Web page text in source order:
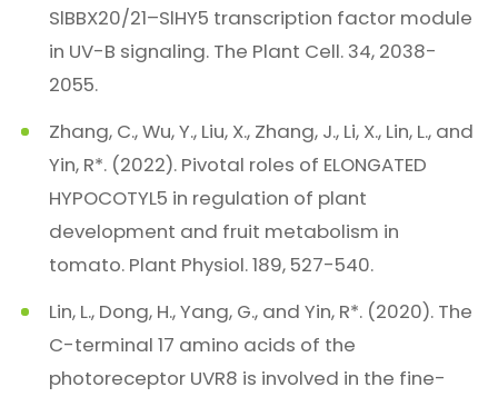
SlBBX20/21–SlHY5 transcription factor module
in UV-B signaling. The Plant Cell. 34, 2038-
2055.
Zhang, C., Wu, Y., Liu, X., Zhang, J., Li, X., Lin, L., and
Yin, R*. (2022). Pivotal roles of ELONGATED
HYPOCOTYL5 in regulation of plant
development and fruit metabolism in
tomato. Plant Physiol. 189, 527-540.
Lin, L., Dong, H., Yang, G., and Yin, R*. (2020). The
C-terminal 17 amino acids of the
photoreceptor UVR8 is involved in the fine-